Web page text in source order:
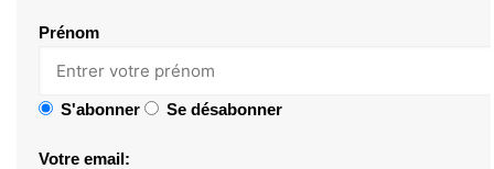
Prénom
S'abonner Se désabonner
Votre email: